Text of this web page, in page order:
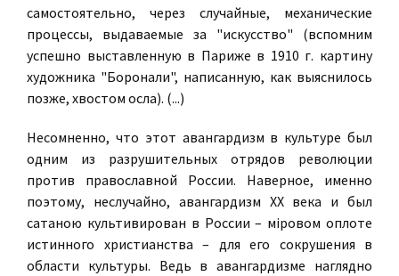
самостоятельно, через случайные, механические
процессы, выдаваемые за "искусство" (вспомним
успешно выставленную в Париже в 1910 г. картину
художника "Боронали", написанную, как выяснилось
позже, хвостом осла). (...)
Несомненно, что этот авангардизм в культуре был
одним из разрушительных отрядов революции
против православной России. Наверное, именно
поэтому, неслучайно, авангардизм ХХ века и был
сатаною культивирован в России – мiровом оплоте
истинного христианства – для его сокрушения в
области культуры. Ведь в авангардизме наглядно